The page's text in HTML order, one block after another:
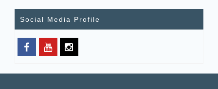
Social Media Profile